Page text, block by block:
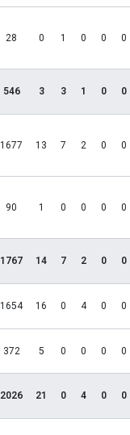
28 0 1 0 0 0
546 3 3 1 0 0
1677 13 7 2 0 0
90 1 0 0 0 0
1767 14 7 2 0 0
1654 16 0 4 0 0
372 5 0 0 0 0
2026 21 0 4 0 0